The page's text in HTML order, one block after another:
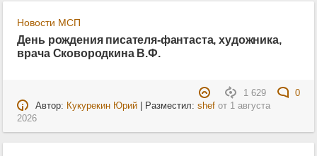
Новости МСП
День рождения писателя-фантаста, художника,
врача Сковородкина В.Ф.
1 629
0
Автор: Кукурекин Юрий| Разместил: shefот 1 августа
2026